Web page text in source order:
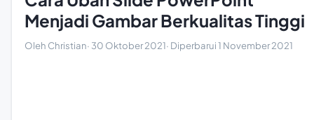
Menjadi Gambar Berkualitas Tinggi
Oleh Christian· 30 Oktober 2021· Diperbarui1 November 2021